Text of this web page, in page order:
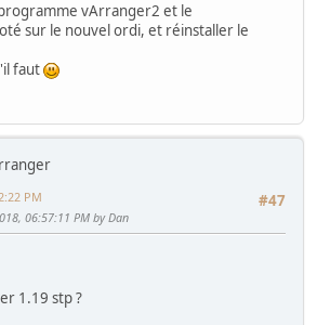
vArranger2 et le
sur le nouvel ordi, et réinstaller le
faut
#47
PM
06:57:11 PM by Dan
1.19 stp ?